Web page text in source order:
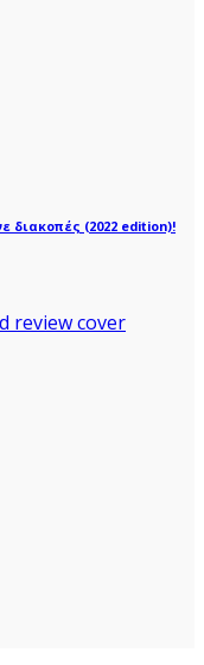
διακοπές (2022 edition)!